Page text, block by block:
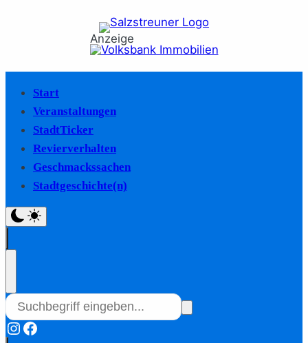
Anzeige
Start
Veranstaltungen
StadtTicker
Revierverhalten
Geschmackssachen
Stadtgeschichte(n)
Instagram
Facebook